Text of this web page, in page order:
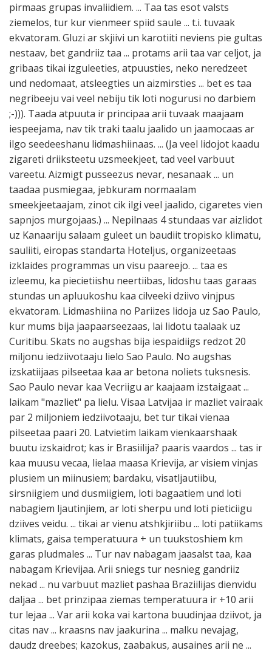
pirmaas grupas invaliidiem. ... Taa tas esot valsts
ziemelos, tur kur vienmeer spiid saule ... t.i. tuvaak
ekvatoram. Gluzi ar skjiivi un karotiiti neviens pie gultas
nestaav, bet gandriiz taa ... protams arii taa var celjot, ja
gribaas tikai izguleeties, atpuusties, neko neredzeet
und nedomaat, atsleegties un aizmirsties ... bet es taa
negribeeju vai veel nebiju tik loti nogurusi no darbiem
;-))). Taada atpuuta ir principaa arii tuvaak maajaam
iespeejama, nav tik traki taalu jaalido un jaamocaas ar
ilgo seedeeshanu lidmashiinaas. ... (Ja veel lidojot kaadu
zigareti driiksteetu uzsmeekjeet, tad veel varbuut
vareetu. Aizmigt pusseezus nevar, nesanaak ... un
taadaa pusmiegaa, jebkuram normaalam
smeekjeetaajam, zinot cik ilgi veel jaalido, cigaretes vien
sapnjos murgojaas.) ... Nepilnaas 4 stundaas var aizlidot
uz Kanaariju salaam guleet un baudiit tropisko klimatu,
sauliiti, eiropas standarta Hoteljus, organizeetaas
izklaides programmas un visu paareejo. ... taa es
izleemu, ka piecietiishu neertiibas, lidoshu taas garaas
stundas un apluukoshu kaa cilveeki dziivo vinjpus
ekvatoram. Lidmashiina no Pariizes lidoja uz Sao Paulo,
kur mums bija jaapaarseezaas, lai lidotu taalaak uz
Curitibu. Skats no augshas bija iespaidiigs redzot 20
miljonu iedziivotaaju lielo Sao Paulo. No augshas
izskatiijaas pilseetaa kaa ar betona noliets tuksnesis.
Sao Paulo nevar kaa Vecriigu ar kaajaam izstaigaat ...
laikam "mazliet" pa lielu. Visaa Latvijaa ir mazliet vairaak
par 2 miljoniem iedziivotaaju, bet tur tikai vienaa
pilseetaa paari 20. Latvietim laikam vienkaarshaak
buutu izskaidrot; kas ir Brasiilija? paaris vaardos ... tas ir
kaa muusu vecaa, lielaa maasa Krievija, ar visiem vinjas
plusiem un miinusiem; bardaku, visatljautiibu,
sirsniigiem und dusmiigiem, loti bagaatiem und loti
nabagiem ljautinjiem, ar loti sherpu und loti pieticiigu
dziives veidu. ... tikai ar vienu atshkjiriibu ... loti patiikams
klimats, gaisa temperatuura + un tuukstoshiem km
garas pludmales ... Tur nav nabagam jaasalst taa, kaa
nabagam Krievijaa. Arii sniegs tur nesnieg gandriiz
nekad ... nu varbuut mazliet pashaa Braziilijas dienvidu
daljaa ... bet prinzipaa ziemas temperatuura ir +10 arii
tur lejaa ... Var arii koka vai kartona buudinjaa dziivot, ja
citas nav ... kraasns nav jaakurina ... malku nevajag,
daudz dreebes; kazokus, zaabakus, ausaines arii ne ...